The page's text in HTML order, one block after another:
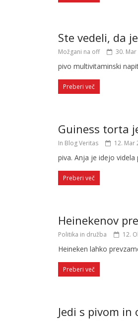
Ste vedeli, da
Možgani na off 30.
pivo multivitaminski
Preberi več
Guiness torta
In Blog Veritas 12. Mar
piva. Anja je idejo
Preberi več
Heinekenov
Politika in družba 12.
Heineken lahko
Preberi več
Jedi s pivom in